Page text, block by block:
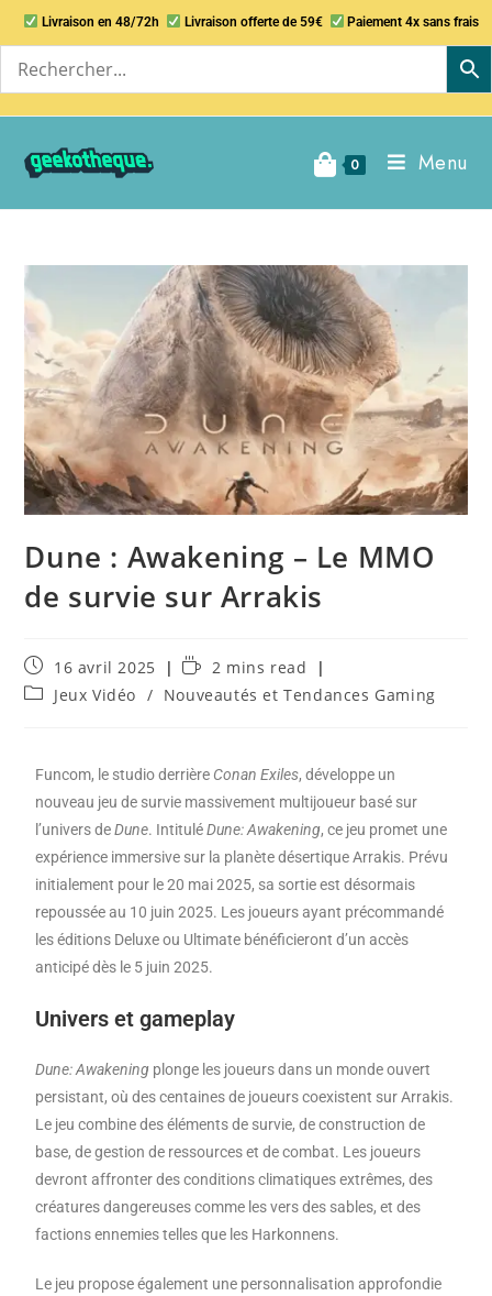
Livraison en 48/72h Livraison offerte de 59€ Paiement 4x sans frais
0 Menu
Dune : Awakening – Le MMO
de survie sur Arrakis
16 avril 2025
2 mins read
Jeux Vidéo / Nouveautés et Tendances Gaming
Funcom, le studio derrière Conan Exiles, développe un
nouveau jeu de survie massivement multijoueur basé sur
l’univers deDune. IntituléDune: Awakening, ce jeu promet une
expérience immersive sur la planète désertique Arrakis. Prévu
initialement pour le 20 mai 2025, sa sortie est désormais
repoussée au 10 juin 2025. Les joueurs ayant précommandé
les éditions Deluxe ou Ultimate bénéficieront d’un accès
anticipé dès le 5 juin 2025.
Univers et gameplay
Dune: Awakening plonge les joueurs dans un monde ouvert
persistant, où des centaines de joueurs coexistent sur Arrakis.
Le jeu combine des éléments de survie, de construction de
base, de gestion de ressources et de combat. Les joueurs
devront affronter des conditions climatiques extrêmes, des
créatures dangereuses comme les vers des sables, et des
factions ennemies telles que les Harkonnens.
Le jeu propose également une personnalisation approfondie